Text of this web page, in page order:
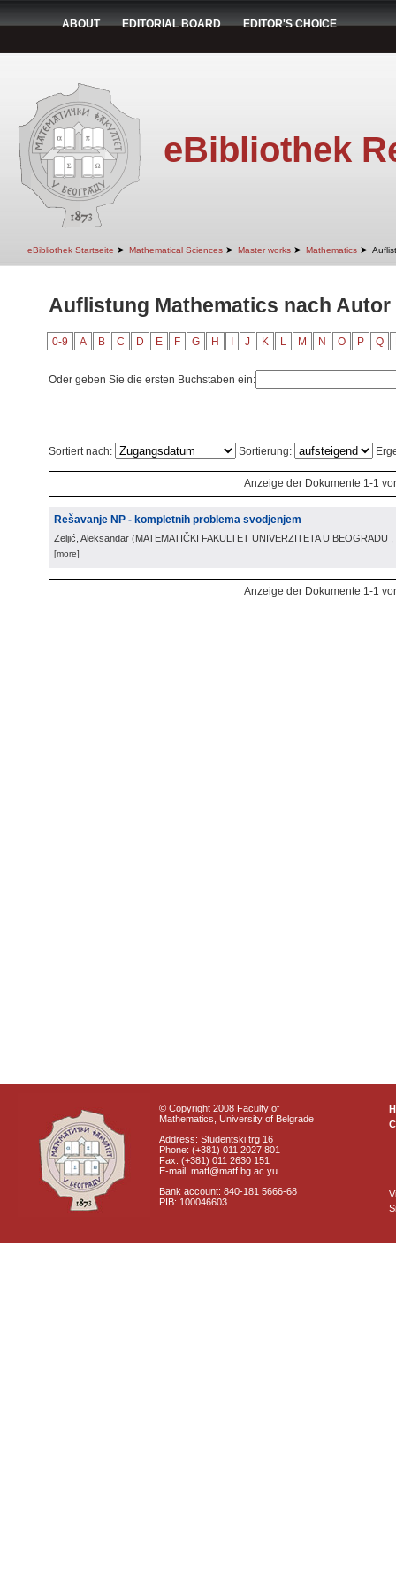
ABOUT EDITORIAL BOARD EDITOR'S CHOICE
eBibliothek
eBibliothek Startseite ➤ Mathematical Sciences ➤ Master works ➤ Mathematics ➤
Auflistung Mathematics nach
0-9 A B C D E F G H J K L M N O P Q
Oder geben Sie die ersten Buchstaben ein:
Sortiert nach: Sortierung:
Anzeige der Dokumente 1-1
Rešavanje NP - kompletnih problema svodjenjem
Zeljić, Aleksandar (MATEMATIČKI FAKULTET UNIVERZITETA U BEOGRADU
[more]
Anzeige der Dokumente 1-1
© Copyright 2008 Faculty of
Mathematics, University of Belgrade
Address: Studentski trg 16
Phone: (+381) 011 2027 801
Fax: (+381) 011 2630 151
E-mail: matf@matf.bg.ac.yu
Bank account: 840-181 5666-68
PIB: 100046603